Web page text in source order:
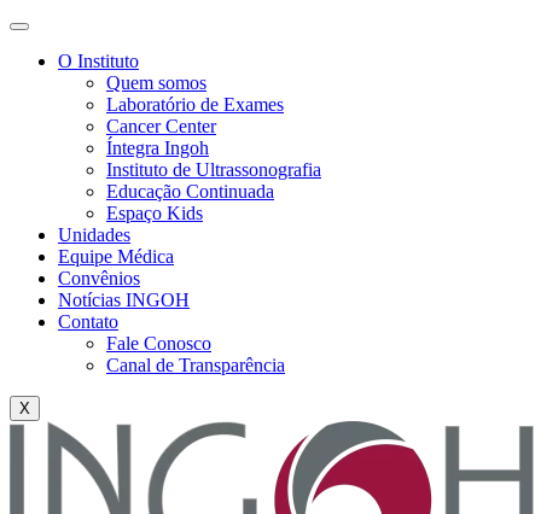
O Instituto
Quem somos
Laboratório de Exames
Cancer Center
Íntegra Ingoh
Instituto de Ultrassonografia
Educação Continuada
Espaço Kids
Unidades
Equipe Médica
Convênios
Notícias INGOH
Contato
Fale Conosco
Canal de Transparência
X